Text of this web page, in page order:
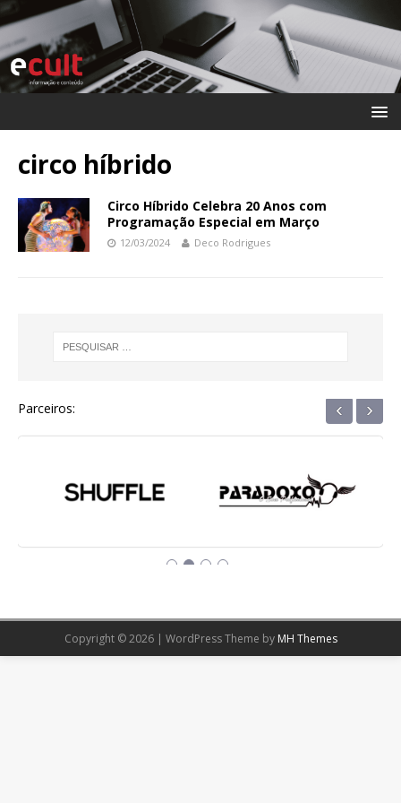
circo híbrido
Circo Híbrido Celebra 20 Anos com
Programação Especial em Março
12/03/2024 Deco Rodrigues
Parceiros: ‹ ›
Copyright © 2026 | WordPress Theme by MH Themes